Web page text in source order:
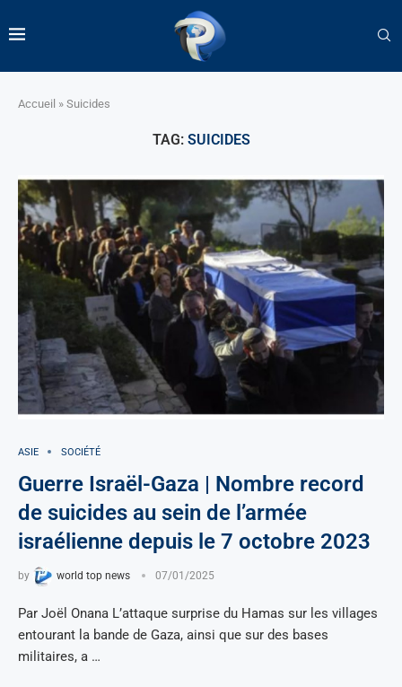
Accueil » Suicides
TAG: SUICIDES
ASIE SOCIÉTÉ
Guerre Israël-Gaza | Nombre record
de suicides au sein de l’armée
israélienne depuis le 7 octobre 2023
by world top news 07/01/2025
Par Joël Onana L’attaque surprise du Hamas sur les villages
entourant la bande de Gaza, ainsi que sur des bases
militaires, a …